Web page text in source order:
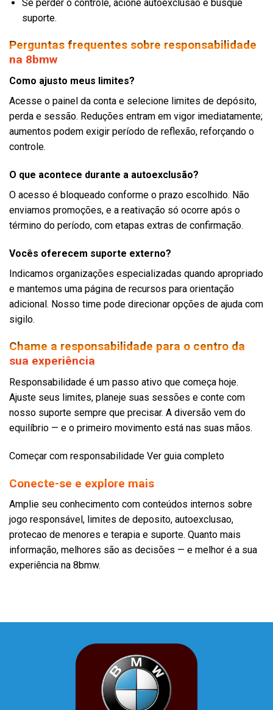
Se perder o controle, acione autoexclusao e busque
suporte.
Perguntas frequentes sobre responsabilidade
na 8bmw
Como ajusto meus limites?
Acesse o painel da conta e selecione limites de depósito,
perda e sessão. Reduções entram em vigor imediatamente;
aumentos podem exigir período de reflexão, reforçando o
controle.
O que acontece durante a autoexclusão?
O acesso é bloqueado conforme o prazo escolhido. Não
enviamos promoções, e a reativação só ocorre após o
término do período, com etapas extras de confirmação.
Vocês oferecem suporte externo?
Indicamos organizações especializadas quando apropriado
e mantemos uma página de recursos para orientação
adicional. Nosso time pode direcionar opções de ajuda com
sigilo.
Chame a responsabilidade para o centro da
sua experiência
Responsabilidade é um passo ativo que começa hoje.
Ajuste seus limites, planeje suas sessões e conte com
nosso suporte sempre que precisar. A diversão vem do
equilíbrio — e o primeiro movimento está nas suas mãos.
Começar com responsabilidade Ver guia completo
Conecte-se e explore mais
Amplie seu conhecimento com conteúdos internos sobre
jogo responsável, limites de deposito, autoexclusao,
protecao de menores e terapia e suporte. Quanto mais
informação, melhores são as decisões — e melhor é a sua
experiência na 8bmw.